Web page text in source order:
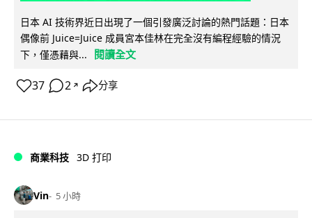
日本 AI 技術界近日出現了一個引發廣泛討論的熱門話題：日本
偶像前 Juice=Juice 成員宮本佳林在完全沒有編程經驗的情況
下，僅憑藉與...
閱讀全文
37 2 ↗ 分享
商業科技 3D 打印
Vin 5 小時